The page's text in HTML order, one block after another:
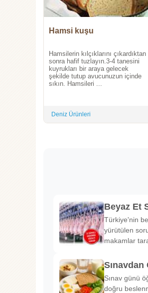
Hamsi kuşu
Hamsilerin kılçıklarını çıkardıktan
sonra hafif tuzlayın.3-4 tanesini
kuyrukları bir araya gelecek
şekilde tutup avucunuzun içinde
sıkın. Hamsileri ...
Deniz Ürünleri
Beyaz Et
Türkiye'nin
yürütülen
makamlar
Sınavdan
Sınav günü
doğru